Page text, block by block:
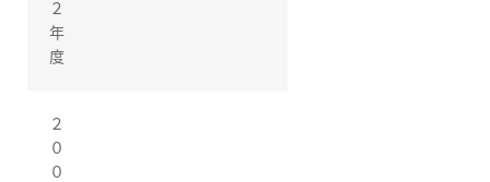
２
年
度
２
０
０